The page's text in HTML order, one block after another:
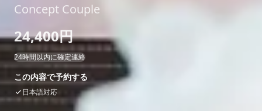
Concept Couple
24,400円
24時間以内に確定連絡
この内容で予約する
日本語対応